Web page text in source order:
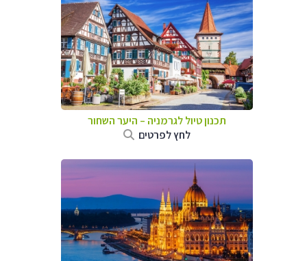
תכנון טיול לגרמניה – היער השחור
לחץ לפרטים